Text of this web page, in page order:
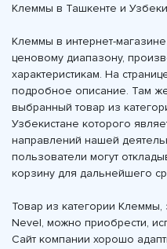
Клеммы в Ташкенте и
Клеммы в интернет-
ценовому диапазону,
характеристикам. На
подробное описание. Там
выбранный товар из
Узбекистане которого
направлений нашей
пользователи могут
корзину для дальнейшего
Товар из категории Клеммы,
Nevel, можно приобрести,
Сайт компании хорошо